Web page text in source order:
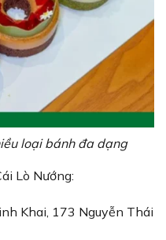
loại bánh đa dạng
Lò Nướng:
Khai, 173 Nguyễn Thái